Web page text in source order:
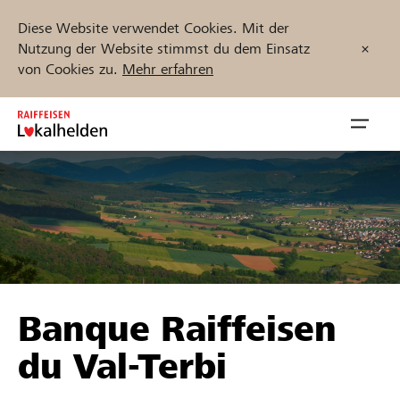
Diese Website verwendet Cookies. Mit der
Nutzung der Website stimmst du dem Einsatz
von Cookies zu. Mehr erfahren
Zum
Inhalt
springen
öffnen
Unterstützen
Hilfe & Support
Projekte und Organisationen finden
Jetzt starten
Banque Raiffeisen
du Val-Terbi